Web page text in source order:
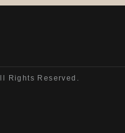
Rights Reserved.